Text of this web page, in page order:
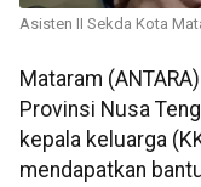
Asisten II Sekda Kota
Mataram
Provinsi Nusa
kepala keluarga
mendapatkan